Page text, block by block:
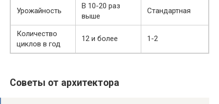
Урожайность
В 10-20 раз
выше
Стандартная
Количество
циклов в год
12 и более 1-2
Советы от архитектора